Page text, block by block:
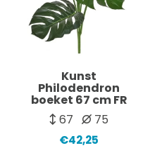
Kunst
Philodendron
boeket 67 cm FR
67
75
€42,25